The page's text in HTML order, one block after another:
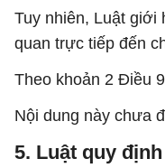
Tuy nhiên, Luật giới
quan trực tiếp đến
Theo khoản 2 Điều
Nội dung này chưa
5. Luật quy